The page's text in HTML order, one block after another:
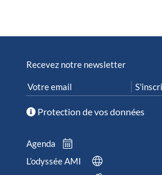
Recevez notre newsletter
Protection de vos données
Agenda
L’odyssée AMI